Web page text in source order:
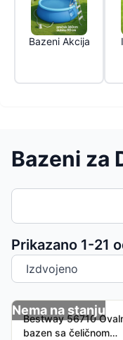
Bazeni Akcija
Bazeni za
Prikazano 1-21
Sortiranje proizvoda
Nema na stanju
Bestway 56710
bazen sa čeličnom